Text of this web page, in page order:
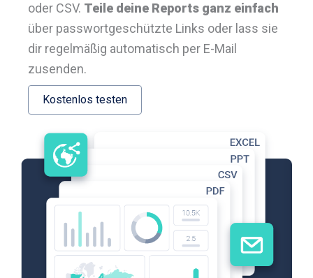
oder CSV. Teile deine Reports ganz einfach
über passwortgeschützte Links oder lass sie
dir regelmäßig automatisch per E-Mail
zusenden.
Kostenlos testen